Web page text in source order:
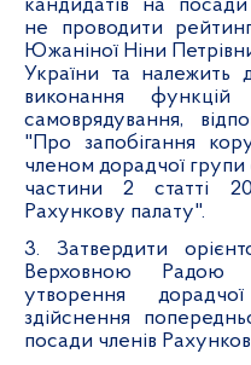
кандидатів на
не проводити
Южаніної Ніни
України та належить
виконання
самоврядування,
"Про запобігання
членом дорадчої групи
частини 2 статті 20
Рахункову палату".
3. Затвердити
Верховною Радою
утворення
здійснення
посади членів